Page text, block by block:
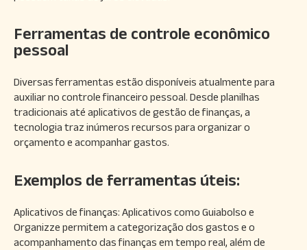
Ferramentas de controle econômico
pessoal
Diversas ferramentas estão disponíveis atualmente para
auxiliar no controle financeiro pessoal. Desde planilhas
tradicionais até aplicativos de gestão de finanças, a
tecnologia traz inúmeros recursos para organizar o
orçamento e acompanhar gastos.
Exemplos de ferramentas úteis:
Aplicativos de finanças: Aplicativos como Guiabolso e
Organizze permitem a categorização dos gastos e o
acompanhamento das finanças em tempo real, além de